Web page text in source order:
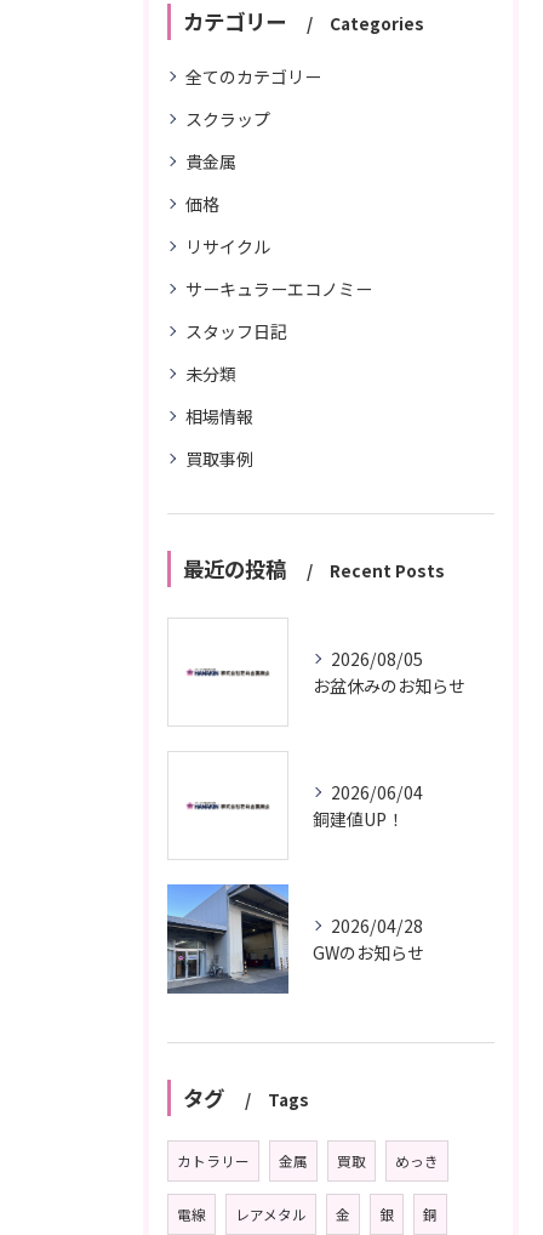
カテゴリー Categories
全てのカテゴリー
スクラップ
貴金属
価格
リサイクル
サーキュラーエコノミー
スタッフ日記
未分類
相場情報
買取事例
最近の投稿 Recent Posts
2026/08/05
お盆休みのお知らせ
2026/06/04
銅建値UP！
2026/04/28
GWのお知らせ
タグ Tags
カトラリー 金属 買取 めっき
電線 レアメタル 金 銀 銅